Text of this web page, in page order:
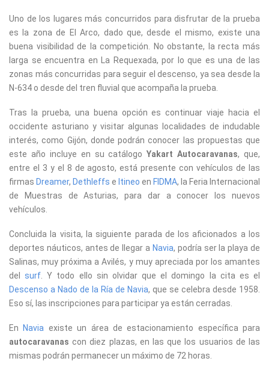
Uno de los lugares más concurridos para disfrutar de la prueba
es la zona de El Arco, dado que, desde el mismo, existe una
buena visibilidad de la competición. No obstante, la recta más
larga se encuentra en La Requexada, por lo que es una de las
zonas más concurridas para seguir el descenso, ya sea desde la
N-634 o desde del tren fluvial que acompaña la prueba.
Tras la prueba, una buena opción es continuar viaje hacia el
occidente asturiano y visitar algunas localidades de indudable
interés, como Gijón, donde podrán conocer las propuestas que
este año incluye en su catálogoYakart Autocaravanas, que,
entre el 3 y el 8 de agosto, está presente con vehículos de las
firmas Dreamer, Dethleffs e Itineo en FIDMA, la Feria Internacional
de Muestras de Asturias, para dar a conocer los nuevos
vehículos.
Concluida la visita, la siguiente parada de los aficionados a los
deportes náuticos, antes de llegar a Navia, podría ser la playa de
Salinas, muy próxima a Avilés, y muy apreciada por los amantes
delsurf . Y todo ello sin olvidar que el domingo la cita es el
Descenso a Nado de la Ría de Navia, que se celebra desde 1958.
Eso sí, las inscripciones para participar ya están cerradas.
En Navia existe un área de estacionamiento específica para
autocaravanas con diez plazas, en las que los usuarios de las
mismas podrán permanecer un máximo de 72 horas.